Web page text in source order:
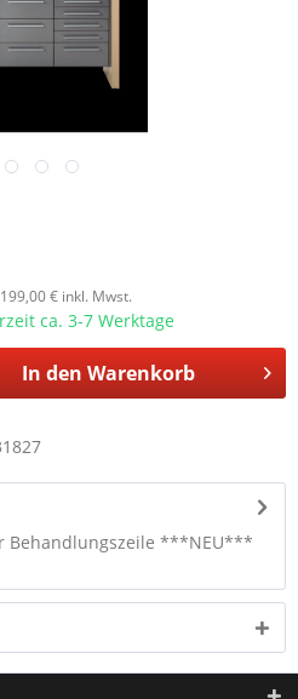
€ inkl. Mwst.
ca. 3-7 Werktage
In den Warenkorb
Behandlungszeile ***NEU***